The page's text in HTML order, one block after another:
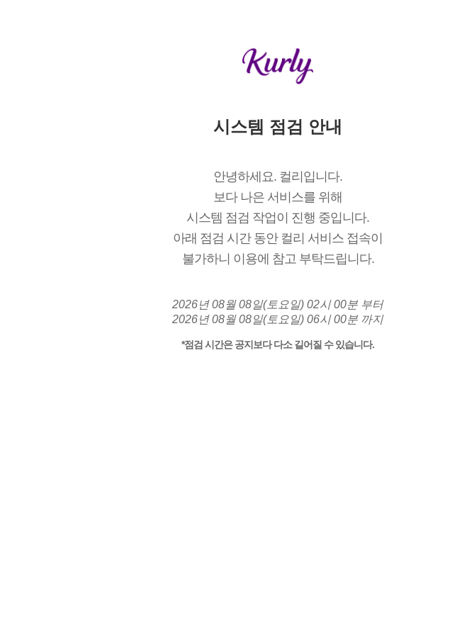
시스템 점검 안내
안녕하세요. 컬리입니다.
보다 나은 서비스를 위해
시스템 점검 작업이 진행 중입니다.
아래 점검 시간 동안 컬리 서비스 접속이
불가하니 이용에 참고 부탁드립니다.
2026년 08월 08일(토요일) 02시 00분 부터
2026년 08월 08일(토요일) 06시 00분 까지
*점검 시간은 공지보다 다소 길어질 수 있습니다.